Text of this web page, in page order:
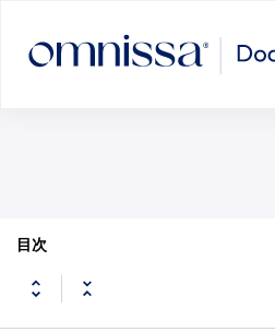
SDDC パブリック
目次
ゲスト OS のシステム要件
Active Directory の準備